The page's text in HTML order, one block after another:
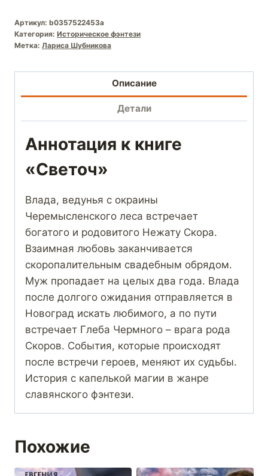
Артикул: b0357522453a
Категория: Историческое фэнтези
Метка: Лариса Шубникова
Описание
Детали
Аннотация к книге
«Светоч»
Влада, ведунья с окраины
Черемысленского леса встречает
богатого и родовитого Нежату Скора.
Взаимная любовь заканчивается
скоропалительным свадебным обрядом.
Муж пропадает на целых два года. Влада
после долгого ожидания отправляется в
Новоград искать любимого, а по пути
встречает Глеба Чермного – врага рода
Скоров. События, которые происходят
после встречи героев, меняют их судьбы.
История с капелькой магии в жанре
славянского фэнтези.
Похожие